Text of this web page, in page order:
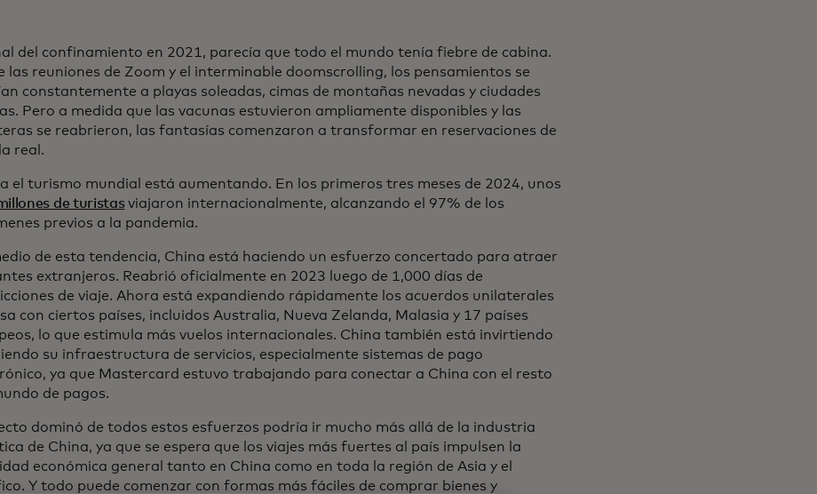
del confinamiento en 2021, parecía que todo el mundo tenía fiebre de cabina.
las reuniones de Zoom y el interminable doomscrolling, los pensamientos se
constantemente a playas soleadas, cimas de montañas nevadas y ciudades
Pero a medida que las vacunas estuvieron ampliamente disponibles y las
se reabrieron, las fantasías comenzaron a transformar en reservaciones de
real.
el turismo mundial está aumentando. En los primeros tres meses de 2024, unos
de turistasviajaron internacionalmente, alcanzando el 97% de los
previos a la pandemia.
de esta tendencia, China está haciendo un esfuerzo concertado para atraer
extranjeros. Reabrió oficialmente en 2023 luego de 1,000 días de
de viaje. Ahora está expandiendo rápidamente los acuerdos unilaterales
con ciertos países, incluidos Australia, Nueva Zelanda, Malasia y 17 países
lo que estimula más vuelos internacionales. China también está invirtiendo
su infraestructura de servicios, especialmente sistemas de pago
ya que Mastercard estuvo trabajando para conectar a China con el resto
de pagos.
dominó de todos estos esfuerzos podría ir mucho más allá de la industria
de China, ya que se espera que los viajes más fuertes al país impulsen la
económica general tanto en China como en toda la región de Asia y el
Y todo puede comenzar con formas más fáciles de comprar bienes y